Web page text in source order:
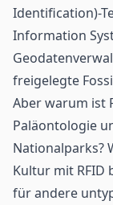
Identification)-
Information
freigelegte
Aber warum ist
Paläontologie
Nationalparks?
Kultur mit RFID
für andere